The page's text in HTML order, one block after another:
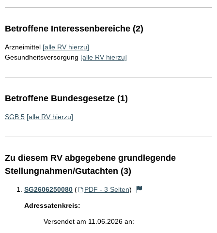
Betroffene Interessenbereiche (2)
Arzneimittel [alle RV hierzu]
Gesundheitsversorgung [alle RV hierzu]
Betroffene Bundesgesetze (1)
SGB 5 [alle RV hierzu]
Zu diesem RV abgegebene grundlegende
Stellungnahmen/Gutachten (3)
SG2606250080 ( PDF - 3 Seiten)
Adressatenkreis:
Versendet am 11.06.2026 an: